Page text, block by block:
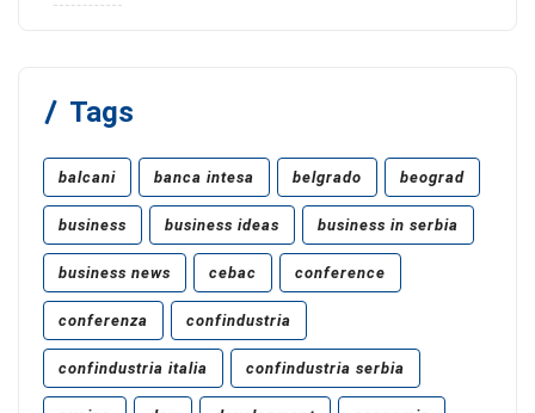
Tags
balcani banca intesa belgrado beograd
business business ideas business in serbia
business news cebac conference
conferenza confindustria
confindustria italia confindustria serbia